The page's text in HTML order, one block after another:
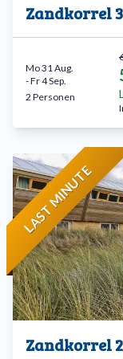
Zandkorrel
Mo 31 Aug.
-Fr 4 Sep.
2 Personen
LAST MINUTE
Zandkorrel